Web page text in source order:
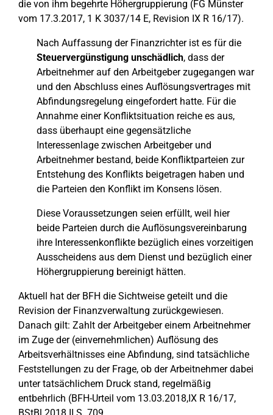
die von ihm begehrte Höhergruppierung (FG Münster
vom 17.3.2017, 1 K 3037/14 E, Revision IX R 16/17).
Nach Auffassung der Finanzrichter ist es für die
Steuervergünstigung unschädlich, dass der
Arbeitnehmer auf den Arbeitgeber zugegangen war
und den Abschluss eines Auflösungsvertrages mit
Abfindungsregelung eingefordert hatte. Für die
Annahme einer Konfliktsituation reiche es aus,
dass überhaupt eine gegensätzliche
Interessenlage zwischen Arbeitgeber und
Arbeitnehmer bestand, beide Konfliktparteien zur
Entstehung des Konflikts beigetragen haben und
die Parteien den Konflikt im Konsens lösen.
Diese Voraussetzungen seien erfüllt, weil hier
beide Parteien durch die Auflösungsvereinbarung
ihre Interessenkonflikte bezüglich eines vorzeitigen
Ausscheidens aus dem Dienst und bezüglich einer
Höhergruppierung bereinigt hätten.
Aktuell hat der BFH die Sichtweise geteilt und die
Revision der Finanzverwaltung zurückgewiesen.
Danach gilt: Zahlt der Arbeitgeber einem Arbeitnehmer
im Zuge der (einvernehmlichen) Auflösung des
Arbeitsverhältnisses eine Abfindung, sind tatsächliche
Feststellungen zu der Frage, ob der Arbeitnehmer dabei
unter tatsächlichem Druck stand, regelmäßig
entbehrlich (BFH-Urteil vom 13.03.2018,IX R 16/17,